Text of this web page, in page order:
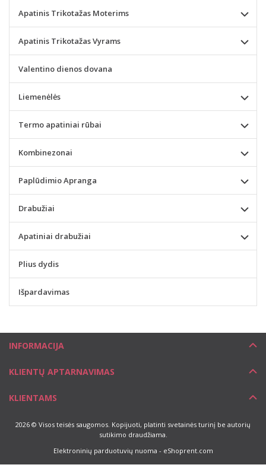
Apatinis Trikotažas Moterims
Apatinis Trikotažas Vyrams
Valentino dienos dovana
Liemenėlės
Termo apatiniai rūbai
Kombinezonai
Paplūdimio Apranga
Drabužiai
Apatiniai drabužiai
Plius dydis
Išpardavimas
INFORMACIJA
KLIENTŲ APTARNAVIMAS
KLIENTAMS
2026 © Visos teisės saugomos. Kopijuoti, platinti svetainės turinį be autorių
sutikimo draudžiama.
Elektroninių parduotuvių nuoma - eShoprent.com